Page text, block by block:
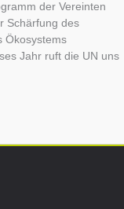
der Vereinten
Schärfung des
Ökosystems
Jahr ruft die UN uns